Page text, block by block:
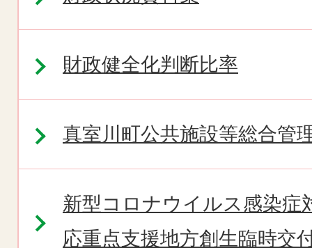
財政健全化判断比率
真室川町公共施設等総合管
新型コロナウイルス感染症
応重点支援地方創生臨時交